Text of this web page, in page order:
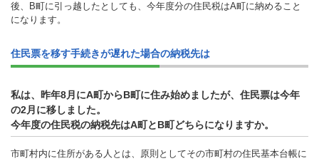
後、B町に引っ越したとしても、今年度分の住民税はA町に納めること
になります。
住民票を移す手続きが遅れた場合の納税先は
私は、昨年8月にA町からB町に住み始めましたが、住民票は今年
の2月に移しました。
今年度の住民税の納税先はA町とB町どちらになりますか。
市町村内に住所がある人とは、原則としてその市町村の住民基本台帳に